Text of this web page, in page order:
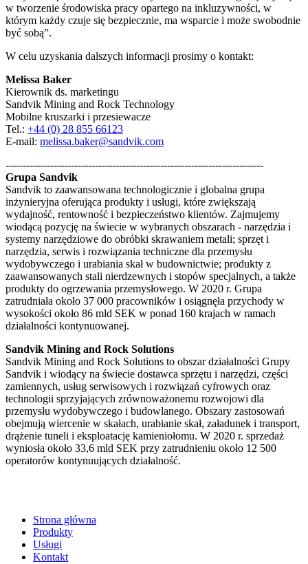
w tworzenie środowiska pracy opartego na inkluzywności, w
którym każdy czuje się bezpiecznie, ma wsparcie i może swobodnie
być sobą”.
W celu uzyskania dalszych informacji prosimy o kontakt:
Melissa Baker
Kierownik ds. marketingu
Sandvik Mining and Rock Technology
Mobilne kruszarki i przesiewacze
Tel.: +44 (0) 28 855 66123
E-mail: melissa.baker@sandvik.com
---------------------------------------------------------------------------
Grupa Sandvik
Sandvik to zaawansowana technologicznie i globalna grupa
inżynieryjna oferująca produkty i usługi, które zwiększają
wydajność, rentowność i bezpieczeństwo klientów. Zajmujemy
wiodącą pozycję na świecie w wybranych obszarach - narzędzia i
systemy narzędziowe do obróbki skrawaniem metali; sprzęt i
narzędzia, serwis i rozwiązania techniczne dla przemysłu
wydobywczego i urabiania skał w budownictwie; produkty z
zaawansowanych stali nierdzewnych i stopów specjalnych, a także
produkty do ogrzewania przemysłowego. W 2020 r. Grupa
zatrudniała około 37 000 pracowników i osiągnęła przychody w
wysokości około 86 mld SEK w ponad 160 krajach w ramach
działalności kontynuowanej.
Sandvik Mining and Rock Solutions
Sandvik Mining and Rock Solutions to obszar działalności Grupy
Sandvik i wiodący na świecie dostawca sprzętu i narzędzi, części
zamiennych, usług serwisowych i rozwiązań cyfrowych oraz
technologii sprzyjających zrównoważonemu rozwojowi dla
przemysłu wydobywczego i budowlanego. Obszary zastosowań
obejmują wiercenie w skałach, urabianie skał, załadunek i transport,
drążenie tuneli i eksploatację kamieniołomu. W 2020 r. sprzedaż
wyniosła około 33,6 mld SEK przy zatrudnieniu około 12 500
operatorów kontynuujących działalność.
Strona główna
Produkty
Usługi
Kontakt